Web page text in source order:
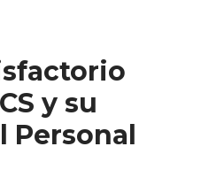
y su
Personal